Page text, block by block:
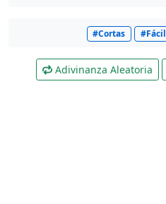
#Cortas
Adivinanza Aleatoria